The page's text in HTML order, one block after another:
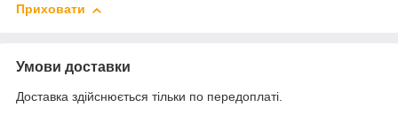
Приховати
Умови доставки
Доставка здійснюється тільки по передоплаті.